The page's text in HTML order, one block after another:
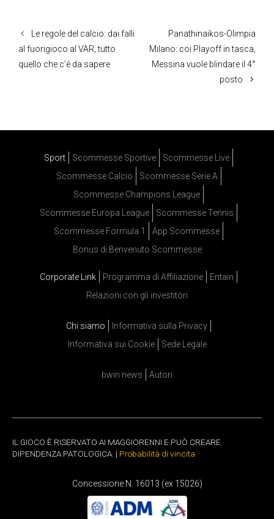
Le regole del calcio: dai falli
al fuorigioco al VAR, tutto
quello che c’è da sapere
Panathinaikos-Olimpia
Milano: coi Playoff in tasca,
Messina vuole blindare il 4°
posto
Sport Scommesse Sportive
Scommesse Live
Scommesse Calcio
Scommesse Serie A
Scommesse Champions League
Scommesse Europa League
Scommesse Tennis
Scommesse Formula 1
App Scommesse
Bonus di Benvenuto Scommesse
Corporate Link Programma di Affiliazione
Entain
Relazioni con gli investitori
Chi siamo
Informativa sulla Privacy
Informativa sui Cookie
Sede Legale
bwin news Autori
IL GIOCO È RISERVATO AI MAGGIORENNI E PUÒ CREARE
DIPENDENZA PATOLOGICA. | Probabilità di vincita
Concessione N. 16013 (ex 15026)